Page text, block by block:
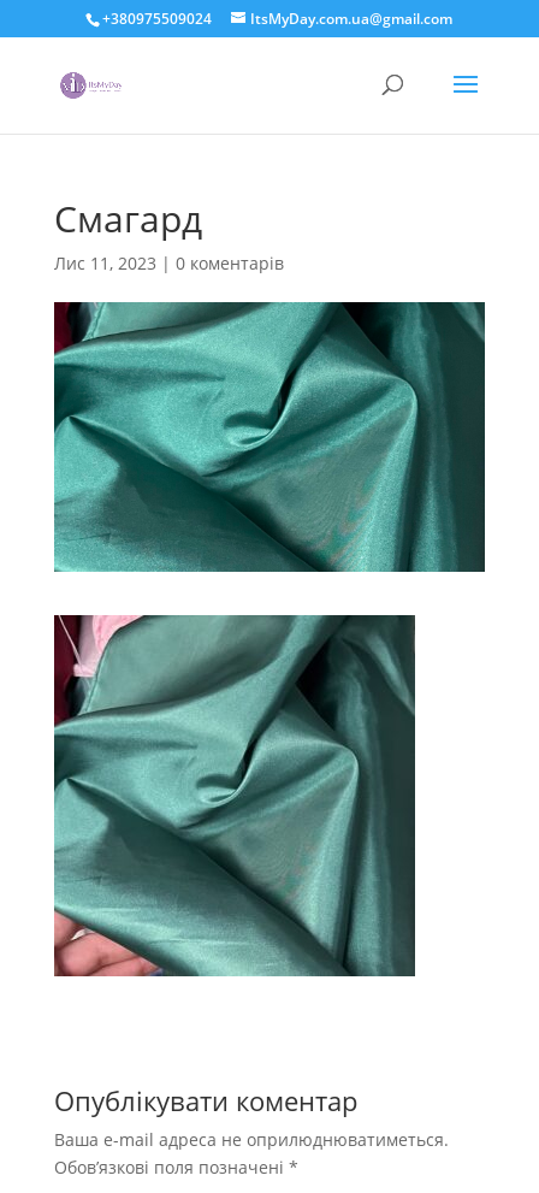
+380975509024 ItsMyDay.com.ua@gmail.com
Смагард
Лис 11, 2023 | 0 коментарів
Опублікувати коментар
Ваша e-mail адреса не оприлюднюватиметься.
Обов’язкові поля позначені *